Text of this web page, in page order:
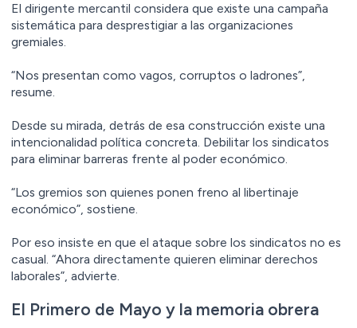
El dirigente mercantil considera que existe una campaña
sistemática para desprestigiar a las organizaciones
gremiales.
“Nos presentan como vagos, corruptos o ladrones”,
resume.
Desde su mirada, detrás de esa construcción existe una
intencionalidad política concreta. Debilitar los sindicatos
para eliminar barreras frente al poder económico.
“Los gremios son quienes ponen freno al libertinaje
económico”, sostiene.
Por eso insiste en que el ataque sobre los sindicatos no es
casual. “Ahora directamente quieren eliminar derechos
laborales”, advierte.
El Primero de Mayo y la memoria obrera